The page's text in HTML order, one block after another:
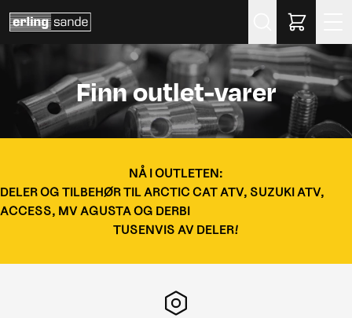
Finn outlet-varer
NÅ I OUTLETEN:
DELER OG TILBEHØR TIL ARCTIC CAT ATV, SUZUKI ATV,
ACCESS, MV AGUSTA OG DERBI
TUSENVIS AV DELER!